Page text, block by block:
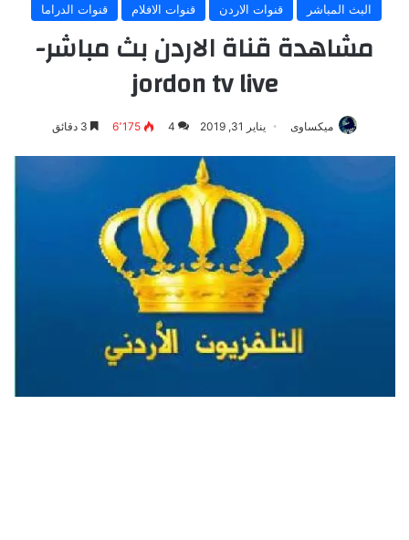
البث المباشر قنوات الاردن قنوات الافلام قنوات الدراما
مشاهدة قناة الاردن بث مباشر-
jordon tv live
ميكساوى يناير 31, 2019 4 6٬175